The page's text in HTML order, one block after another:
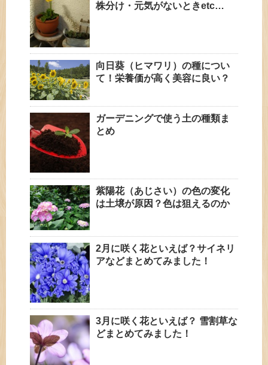
株分け・元気がないときetc…
向日葵（ヒマワリ）の種につい
て！栄養価が高く美容に良い？
ガーデニングで使う土の種類ま
とめ
紫陽花（あじさい）の色の変化
は土壌が原因？色は狙えるのか
2月に咲く花といえば？サイネリ
アなどまとめてみました！
3月に咲く花といえば？ 雪割草な
どまとめてみました！